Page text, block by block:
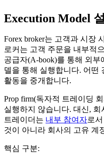
Execution Model
Forex broker는 고객과 시장
로커는 고객 주문을 내부적
공급자(A-book)를 통해 외
델을 통해 실행합니다. 어떤
활동을 중개합니다.
Prop firm(독자적 트레이딩
실행하지 않습니다. 대신,
트레이더는 내부 참여자로
것이 아니라 회사의 고유 계
핵심 구분: